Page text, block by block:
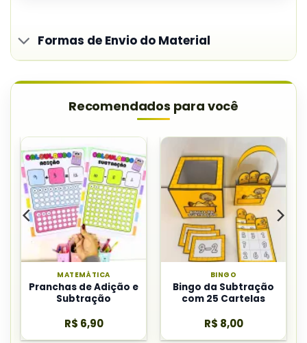
Formas de Envio do Material
Recomendados para você
MATEMÁTICA
Pranchas de Adição e
Subtração
R$ 6,90
BINGO
Bingo da Subtração
com 25 Cartelas
R$ 8,00